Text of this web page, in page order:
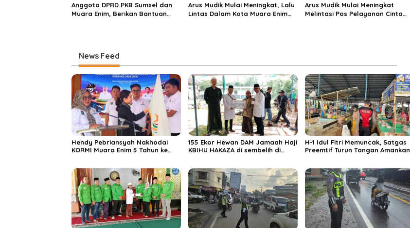
Anggota DPRD PKB Sumsel dan
Muara Enim, Berikan Bantuan
Arus Mudik Mulai Meningkat, Lalu
Lintas Dalam Kota Muara Enim
Arus Mudik Mulai Meningkat
Melintasi Pos Pelayanan Cinta
News Feed
Hendy Pebriansyah Nakhodai
KORMI Muara Enim 5 Tahun ke
155 Ekor Hewan DAM Jamaah Haji
KBIHU HAKAZA di sembelih di
H-1 Idul Fitri Memuncak, Satgas
Preemtif Turun Tangan Amankan